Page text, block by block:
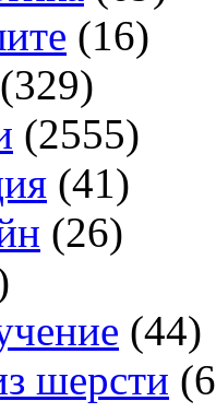
(16)
(329)
(2555)
(41)
(26)
(44)
шерсти